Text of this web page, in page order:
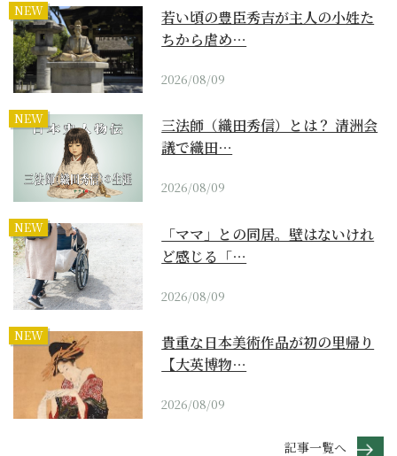
NEW
若い頃の豊臣秀吉が主人の小姓た
ちから虐め…
2026/08/09
NEW
三法師（織田秀信）とは？ 清洲会
議で織田…
2026/08/09
NEW
「ママ」との同居。壁はないけれ
ど感じる「…
2026/08/09
NEW
貴重な日本美術作品が初の里帰り
【大英博物…
2026/08/09
記事一覧へ